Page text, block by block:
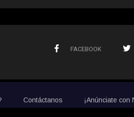
FACEBOOK
Contáctanos ¡Anúnciate con